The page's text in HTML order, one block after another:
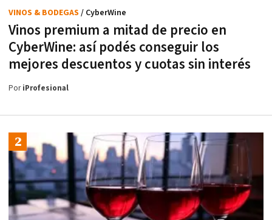
Vinos premium a mitad de precio en
CyberWine: así podés conseguir los
mejores descuentos y cuotas sin interés
VINOS & BODEGAS / CyberWine
PoriProfesional